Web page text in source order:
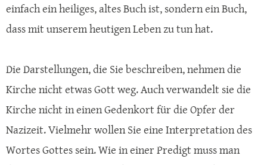
einfach ein heiliges, altes Buch ist, sondern ein Buch,
dass mit unserem heutigen Leben zu tun hat.
Die Darstellungen, die Sie beschreiben, nehmen die
Kirche nicht etwas Gott weg. Auch verwandelt sie die
Kirche nicht in einen Gedenkort für die Opfer der
Nazizeit. Vielmehr wollen Sie eine Interpretation des
Wortes Gottes sein. Wie in einer Predigt muss man